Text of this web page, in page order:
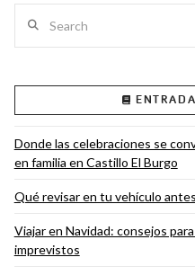
Donde las celebraciones se
en familia en Castillo El Burgo
Qué revisar en tu vehículo
Viajar en Navidad: consejos
imprevistos